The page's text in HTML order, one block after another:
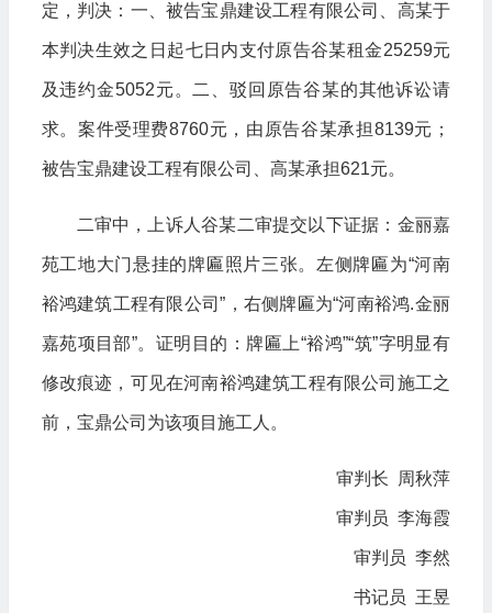
定，判决：一、被告宝鼎建设工程有限公司、高某于
本判决生效之日起七日内支付原告谷某租金25259元
及违约金5052元。二、驳回原告谷某的其他诉讼请
求。案件受理费8760元，由原告谷某承担8139元；
被告宝鼎建设工程有限公司、高某承担621元。
二审中，上诉人谷某二审提交以下证据：金丽嘉
苑工地大门悬挂的牌匾照片三张。左侧牌匾为“河南
裕鸿建筑工程有限公司”，右侧牌匾为“河南裕鸿.金丽
嘉苑项目部”。证明目的：牌匾上“裕鸿”“筑”字明显有
修改痕迹，可见在河南裕鸿建筑工程有限公司施工之
前，宝鼎公司为该项目施工人。
审判长 周秋萍
审判员 李海霞
审判员 李然
书记员 王昱